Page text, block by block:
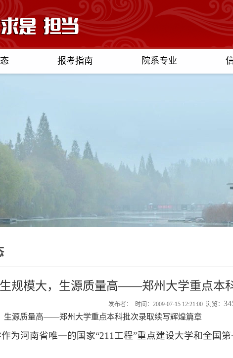
报考指南 院系专业
规模大，生源质量高——郑州大学重点本
发布者： 时间：2009-07-15 12:21:00 浏览：
生源质量高——郑州大学重点本科批次录取续写辉煌篇章
为河南省唯一的国家“211工程”重点建设大学和全国